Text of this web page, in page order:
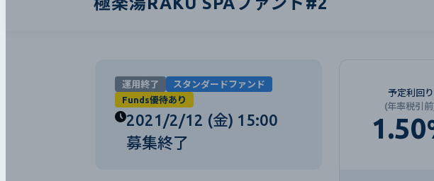
運用終了
スタンダードファンド
Funds優待あり
2021/2/12 (金) 15:00
募集終了
予定利回り
(年率税引
1.50